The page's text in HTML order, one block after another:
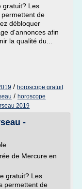
gratuit? Les
de
débloquer
d'annonces afin
la qualité du...
/ horoscope gratuit
/ horoscope
2019
-
de Mercure en
gratuit? Les
permettent de